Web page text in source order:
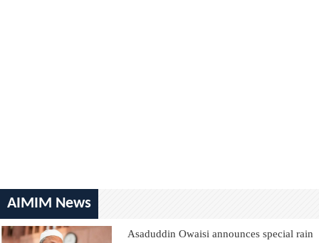
AIMIM News
Asaduddin Owaisi announces special rain